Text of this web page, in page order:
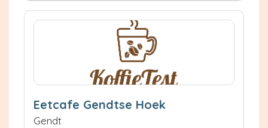
Eetcafe Gendtse Hoek
Gendt